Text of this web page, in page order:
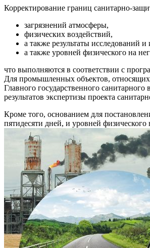
Корректирование границ санитарно-
загрязнений атмосферы,
физических воздействий,
а также результаты исследований
а также уровней физического на
что выполняются в соответствии с
Для промышленных объектов,
Главного государственного
результатов экспертизы проекта
Кроме того, основанием для
пятидесяти дней, и уровней физического